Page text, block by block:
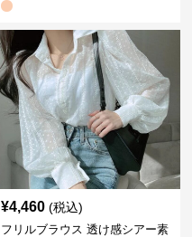
¥4,460 (税込)
フリルブラウス 透け感シアー素